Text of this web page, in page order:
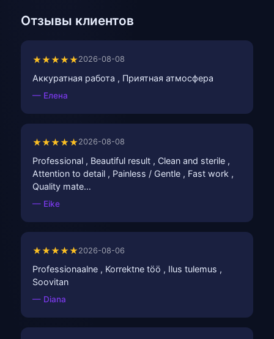
Отзывы клиентов
★★★★★2026-08-08
Аккуратная работа , Приятная атмосфера
— Елена
★★★★★2026-08-08
Professional , Beautiful result , Clean and sterile ,
Attention to detail , Painless / Gentle , Fast work ,
Quality mate…
— Eike
★★★★★2026-08-06
Professionaalne , Korrektne töö , Ilus tulemus ,
Soovitan
— Diana